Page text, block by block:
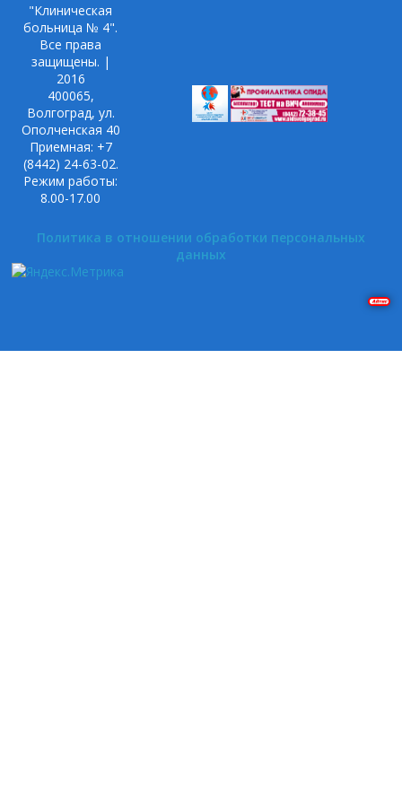
"Клиническая
больница № 4".
Все права
защищены. |
2016
400065,
Волгоград, ул.
Ополченская 40
Приемная: +7
(8442) 24-63-02.
Режим работы:
8.00-17.00
Политика в отношении обработки персональных
данных